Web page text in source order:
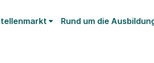
Rund um die